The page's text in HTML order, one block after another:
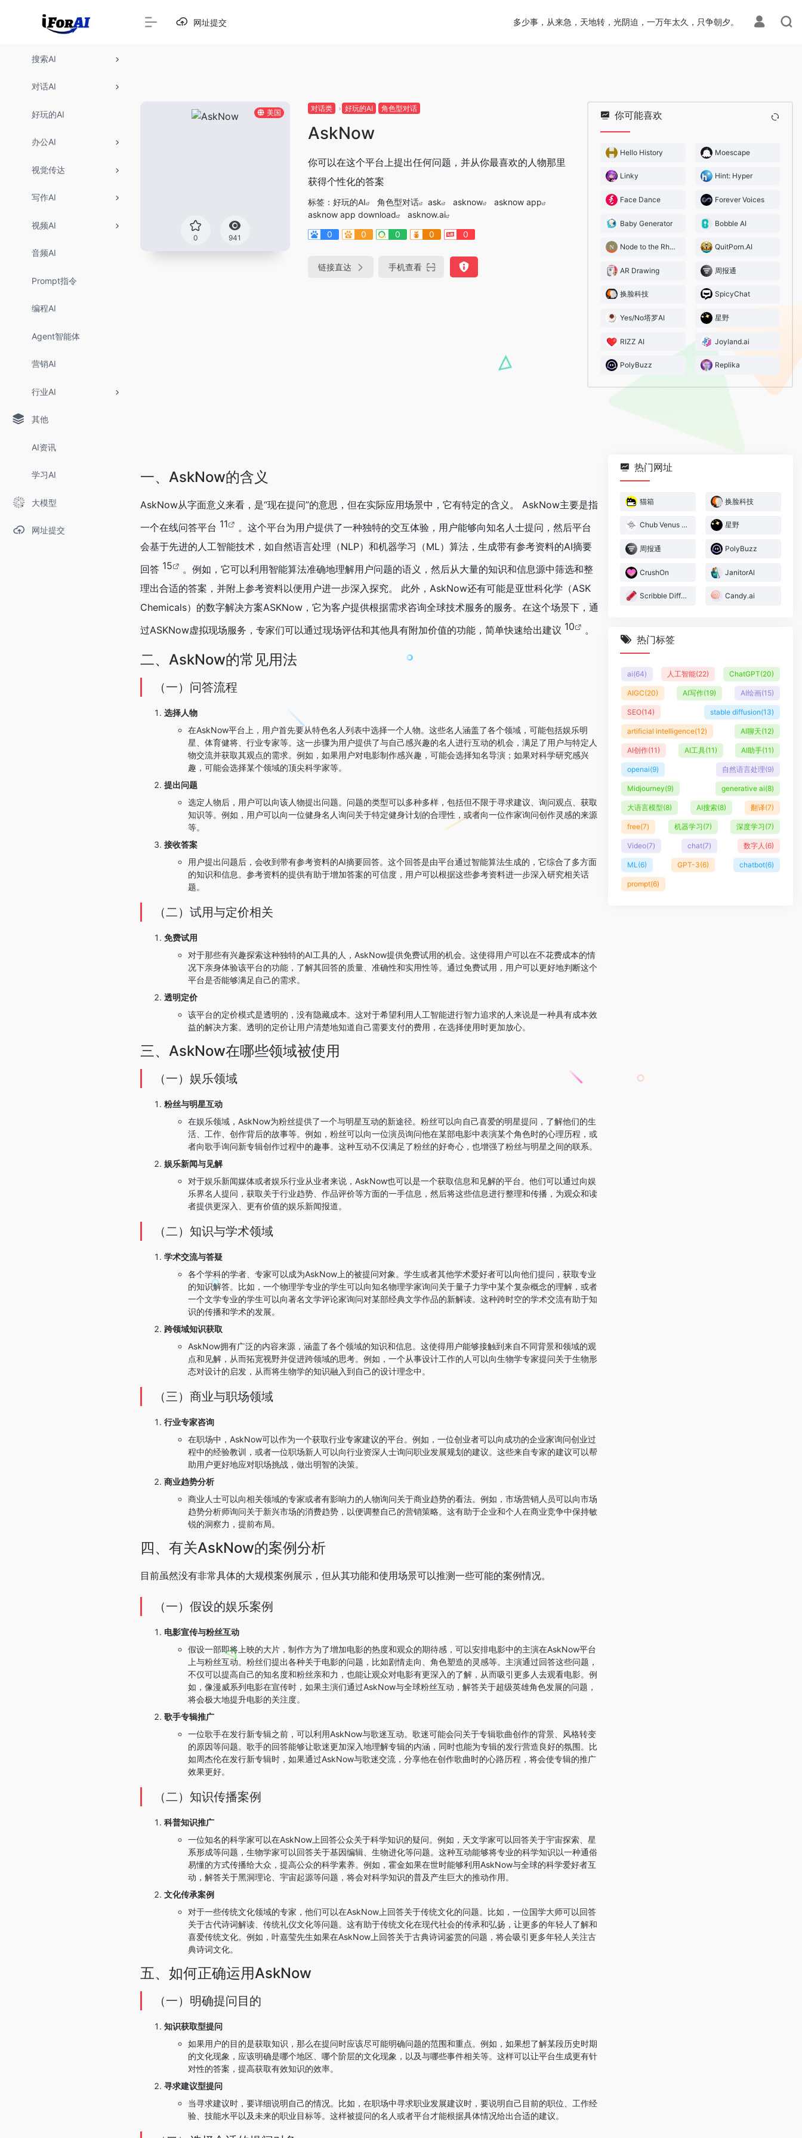
搜索AI
对话AI
好玩的AI
办公AI
视觉传达
写作AI
视频AI
音频AI
Prompt指令
编程AI
Agent智能体
营销AI
行业AI
其他
AI资讯
学习AI
大模型
网址提交
网址提交 多少事，从来急，天地转，光阴迫，一万年太久，只争朝夕。
美国
0 941
对话类 好玩的AI 角色型对话
AskNow
你可以在这个平台上提出任何问题，并从你最喜欢的人物那里
获得个性化的答案
标签： 好玩的AI 角色型对话 ask asknow
asknow app
asknow app download
asknow.ai
0
0 0 0 0
链接直达 手机查看
你可能喜欢
Hello History Moescape
Linky Hint: Hyper
Face Dance Forever Voices
Baby Generator Bobble AI
Node to the Rhythm QuitPorn.AI
AR Drawing 周报通
换脸科技 SpicyChat
Yes/No塔罗AI 星野
RIZZ AI Joyland.ai
PolyBuzz Replika
一、AskNow的含义
AskNow从字面意义来看，是“现在提问”的意思，但在实际应用场景中，它有特定的含义。 AskNow主要是指
一个在线问答平台 11
。这个平台为用户提供了一种独特的交互体验，用户能够向知名人士提问，然后平台
会基于先进的人工智能技术，如自然语言处理（NLP）和机器学习（ML）算法，生成带有参考资料的AI摘要
回答 15
。例如，它可以利用智能算法准确地理解用户问题的语义，然后从大量的知识和信息源中筛选和整
理出合适的答案，并附上参考资料以便用户进一步深入探究。 此外，AskNow还有可能是亚世科化学（ASK
Chemicals）的数字解决方案ASKNow，它为客户提供根据需求咨询全球技术服务的服务。在这个场景下，通
过ASKNow虚拟现场服务，专家们可以通过现场评估和其他具有附加价值的功能，简单快速给出建议 10 。
二、AskNow的常见用法
（一）问答流程
选择人物
在AskNow平台上，用户首先要从特色名人列表中选择一个人物。这些名人涵盖了各个领域，可能包括娱乐明
星、体育健将、行业专家等。这一步骤为用户提供了与自己感兴趣的名人进行互动的机会，满足了用户与特定人
物交流并获取其观点的需求。例如，如果用户对电影制作感兴趣，可能会选择知名导演；如果对科学研究感兴
趣，可能会选择某个领域的顶尖科学家等。
提出问题
选定人物后，用户可以向该人物提出问题。问题的类型可以多种多样，包括但不限于寻求建议、询问观点、获取
知识等。例如，用户可以向一位健身名人询问关于特定健身计划的合理性，或者向一位作家询问创作灵感的来源
等。
接收答案
用户提出问题后，会收到带有参考资料的AI摘要回答。这个回答是由平台通过智能算法生成的，它综合了多方面
的知识和信息。参考资料的提供有助于增加答案的可信度，用户可以根据这些参考资料进一步深入研究相关话
题。
（二）试用与定价相关
免费试用
对于那些有兴趣探索这种独特的AI工具的人，AskNow提供免费试用的机会。这使得用户可以在不花费成本的情
况下亲身体验该平台的功能，了解其回答的质量、准确性和实用性等。通过免费试用，用户可以更好地判断这个
平台是否能够满足自己的需求。
透明定价
该平台的定价模式是透明的，没有隐藏成本。这对于希望利用人工智能进行智力追求的人来说是一种具有成本效
益的解决方案。透明的定价让用户清楚地知道自己需要支付的费用，在选择使用时更加放心。
三、AskNow在哪些领域被使用
（一）娱乐领域
粉丝与明星互动
在娱乐领域，AskNow为粉丝提供了一个与明星互动的新途径。粉丝可以向自己喜爱的明星提问，了解他们的生
活、工作、创作背后的故事等。例如，粉丝可以向一位演员询问他在某部电影中表演某个角色时的心理历程，或
者向歌手询问新专辑创作过程中的趣事。这种互动不仅满足了粉丝的好奇心，也增强了粉丝与明星之间的联系。
娱乐新闻与见解
对于娱乐新闻媒体或者娱乐行业从业者来说，AskNow也可以是一个获取信息和见解的平台。他们可以通过向娱
乐界名人提问，获取关于行业趋势、作品评价等方面的一手信息，然后将这些信息进行整理和传播，为观众和读
者提供更深入、更有价值的娱乐新闻报道。
（二）知识与学术领域
学术交流与答疑
各个学科的学者、专家可以成为AskNow上的被提问对象。学生或者其他学术爱好者可以向他们提问，获取专业
的知识解答。比如，一个物理学专业的学生可以向知名物理学家询问关于量子力学中某个复杂概念的理解，或者
一个文学专业的学生可以向著名文学评论家询问对某部经典文学作品的新解读。这种跨时空的学术交流有助于知
识的传播和学术的发展。
跨领域知识获取
AskNow拥有广泛的内容来源，涵盖了各个领域的知识和信息。这使得用户能够接触到来自不同背景和领域的观
点和见解，从而拓宽视野并促进跨领域的思考。例如，一个从事设计工作的人可以向生物学专家提问关于生物形
态对设计的启发，从而将生物学的知识融入到自己的设计理念中。
（三）商业与职场领域
行业专家咨询
在职场中，AskNow可以作为一个获取行业专家建议的平台。例如，一位创业者可以向成功的企业家询问创业过
程中的经验教训，或者一位职场新人可以向行业资深人士询问职业发展规划的建议。这些来自专家的建议可以帮
助用户更好地应对职场挑战，做出明智的决策。
商业趋势分析
商业人士可以向相关领域的专家或者有影响力的人物询问关于商业趋势的看法。例如，市场营销人员可以向市场
趋势分析师询问关于新兴市场的消费趋势，以便调整自己的营销策略。这有助于企业和个人在商业竞争中保持敏
锐的洞察力，提前布局。
四、有关AskNow的案例分析
目前虽然没有非常具体的大规模案例展示，但从其功能和使用场景可以推测一些可能的案例情况。
（一）假设的娱乐案例
电影宣传与粉丝互动
假设一部即将上映的大片，制作方为了增加电影的热度和观众的期待感，可以安排电影中的主演在AskNow平台
上与粉丝互动。粉丝们提出各种关于电影的问题，比如剧情走向、角色塑造的灵感等。主演通过回答这些问题，
不仅可以提高自己的知名度和粉丝亲和力，也能让观众对电影有更深入的了解，从而吸引更多人去观看电影。例
如，像漫威系列电影在宣传时，如果主演们通过AskNow与全球粉丝互动，解答关于超级英雄角色发展的问题，
将会极大地提升电影的关注度。
歌手专辑推广
一位歌手在发行新专辑之前，可以利用AskNow与歌迷互动。歌迷可能会问关于专辑歌曲创作的背景、风格转变
的原因等问题。歌手的回答能够让歌迷更加深入地理解专辑的内涵，同时也能为专辑的发行营造良好的氛围。比
如周杰伦在发行新专辑时，如果通过AskNow与歌迷交流，分享他在创作歌曲时的心路历程，将会使专辑的推广
效果更好。
（二）知识传播案例
科普知识推广
一位知名的科学家可以在AskNow上回答公众关于科学知识的疑问。例如，天文学家可以回答关于宇宙探索、星
系形成等问题，生物学家可以回答关于基因编辑、生物进化等问题。这种互动能够将专业的科学知识以一种通俗
易懂的方式传播给大众，提高公众的科学素养。例如，霍金如果在世时能够利用AskNow与全球的科学爱好者互
动，解答关于黑洞理论、宇宙起源等问题，将会对科学知识的普及产生巨大的推动作用。
文化传承案例
对于一些传统文化领域的专家，他们可以在AskNow上回答关于传统文化的问题。比如，一位国学大师可以回答
关于古代诗词解读、传统礼仪文化等问题。这有助于传统文化在现代社会的传承和弘扬，让更多的年轻人了解和
喜爱传统文化。例如，叶嘉莹先生如果在AskNow上回答关于古典诗词鉴赏的问题，将会吸引更多年轻人关注古
典诗词文化。
五、如何正确运用AskNow
（一）明确提问目的
知识获取型提问
如果用户的目的是获取知识，那么在提问时应该尽可能明确问题的范围和重点。例如，如果想了解某段历史时期
的文化现象，应该明确是哪个地区、哪个阶层的文化现象，以及与哪些事件相关等。这样可以让平台生成更有针
对性的答案，提高获取有效知识的效率。
寻求建议型提问
当寻求建议时，要详细说明自己的情况。比如，在职场中寻求职业发展建议时，要说明自己目前的职位、工作经
验、技能水平以及未来的职业目标等。这样被提问的名人或者平台才能根据具体情况给出合适的建议。
热门网址
猫箱 换脸科技
Chub Venus AI 星野
周报通 PolyBuzz
CrushOn JanitorAl
Scribble Diffusion Candy.ai
热门标签
ai(64) 人工智能(22) ChatGPT(20)
AIGC(20) AI写作(19) AI绘画(15)
SEO(14) stable diffusion(13)
artificial intelligence(12) AI聊天(12)
AI创作(11) AI工具(11) AI助手(11)
openai(9) 自然语言处理(9)
Midjourney(9) generative ai(8)
大语言模型(8) AI搜索(8) 翻译(7)
free(7) 机器学习(7) 深度学习(7)
Video(7) chat(7) 数字人 (6)
ML (6) GPT-3(6) chatbot(6)
prompt(6)